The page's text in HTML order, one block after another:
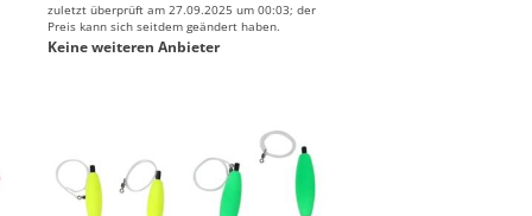
zuletzt überprüft am 27.09.2025 um 00:03; der
Preis kann sich seitdem geändert haben.
Keine weiteren Anbieter